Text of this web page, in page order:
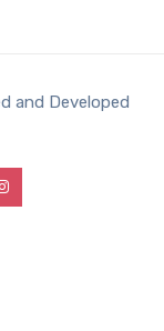
and Developed